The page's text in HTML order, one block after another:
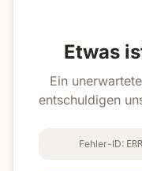
Etwas
Ein
entschuldigen
Fehler-ID: